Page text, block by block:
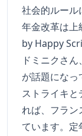
社会的ルール
年金改革は
by Happy
ドミニクさ
が話題にな
ストライキと
れば、フラン
ています。